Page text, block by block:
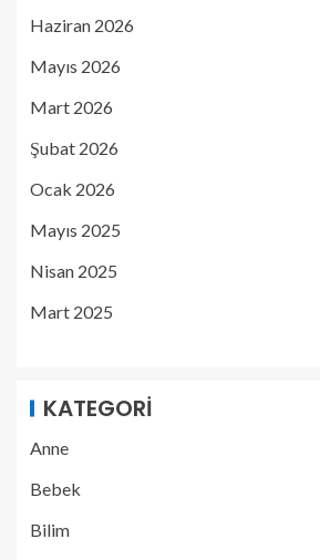
Haziran 2026
Mayıs 2026
Mart 2026
Şubat 2026
Ocak 2026
Mayıs 2025
Nisan 2025
Mart 2025
KATEGORI
Anne
Bebek
Bilim